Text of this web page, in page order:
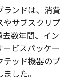
ランドは、消費
やサブスクリプ
数年間、イン
ビスパッケー
テッド機器のブ
した。